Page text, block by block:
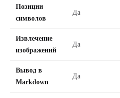
Позиции
символов
Да
Извлечение
изображений
Да
Вывод в
Markdown
Да